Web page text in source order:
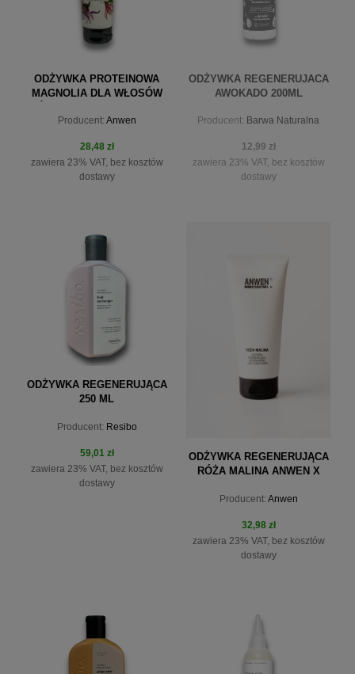
ODŻYWKA PROTEINOWA
MAGNOLIA DLA WŁOSÓW
200ML
Producent: Anwen
28,48 zł
zawiera 23% VAT, bez kosztów
dostawy
ODŻYWKA REGENERUJACA
AWOKADO 200ML
Producent: Barwa Naturalna
12,99 zł
zawiera 23% VAT, bez kosztów
dostawy
ODŻYWKA REGENERUJĄCA
250 ML
Producent: Resibo
59,01 zł
zawiera 23% VAT, bez kosztów
dostawy
ODŻYWKA REGENERUJĄCA
RÓŻA MALINA ANWEN X
Producent: Anwen
32,98 zł
zawiera 23% VAT, bez kosztów
dostawy